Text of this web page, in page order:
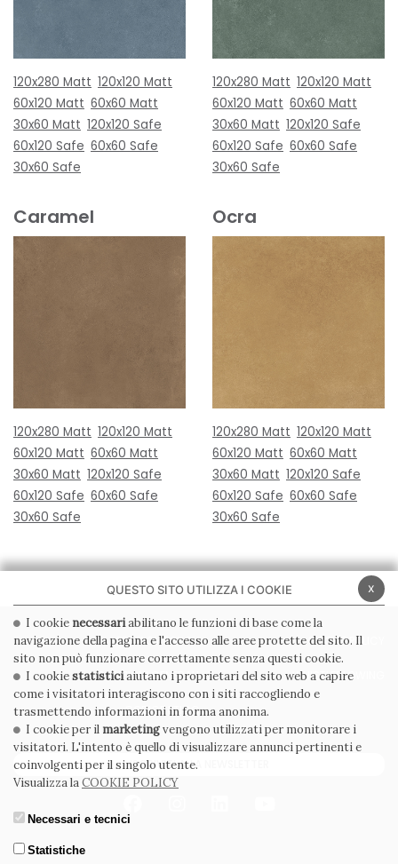
120x280 Matt 120x120 Matt
60x120 Matt 60x60 Matt
30x60 Matt 120x120 Safe
60x120 Safe 60x60 Safe
30x60 Safe
120x280 Matt 120x120 Matt
60x120 Matt 60x60 Matt
30x60 Matt 120x120 Safe
60x120 Safe 60x60 Safe
30x60 Safe
Caramel
120x280 Matt 120x120 Matt
60x120 Matt 60x60 Matt
30x60 Matt 120x120 Safe
60x120 Safe 60x60 Safe
30x60 Safe
Ocra
120x280 Matt 120x120 Matt
60x120 Matt 60x60 Matt
30x60 Matt 120x120 Safe
60x120 Safe 60x60 Safe
30x60 Safe
PRIVACY POLICY COOKIE POLICY
CONDIZIONI GENERALI WHISTLEBLOWING
CODICE ETICO
ISCRIVITI ALLA NEWSLETTER
x
QUESTO SITO UTILIZZA I COOKIE
I cookie necessariabilitano le funzioni di base come la
navigazione della pagina e l'accesso alle aree protette del sito. Il
sito non può funzionare correttamente senza questi cookie.
I cookiestatisticiaiutano i proprietari del sito web a capire
come i visitatori interagiscono con i siti raccogliendo e
trasmettendo informazioni in forma anonima.
I cookie per il marketingvengono utilizzati per monitorare i
visitatori. L'intento è quello di visualizzare annunci pertinenti e
coinvolgenti per il singolo utente.
Visualizza laCOOKIE POLICY
Necessari e tecnici
Statistiche